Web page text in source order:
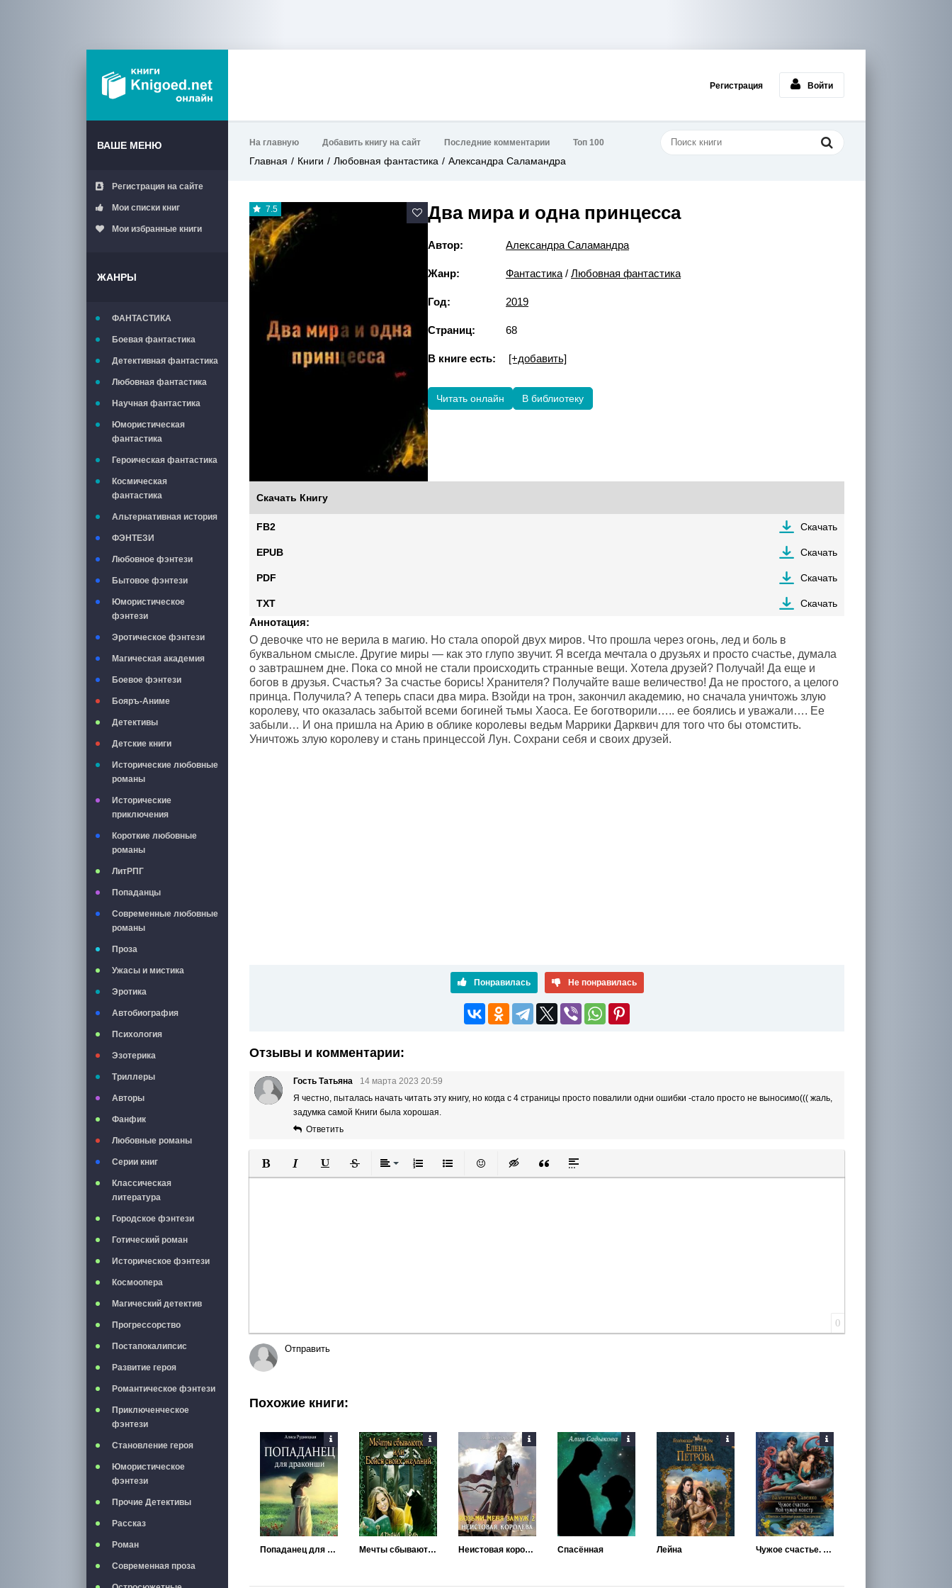
Регистрация Войти
ВАШЕ МЕНЮ
Регистрация на сайте
Мои списки книг
Мои избранные книги
ЖАНРЫ
ФАНТАСТИКА
Боевая фантастика
Детективная фантастика
Любовная фантастика
Научная фантастика
Юмористическая
фантастика
Героическая фантастика
Космическая
фантастика
Альтернативная история
ФЭНТЕЗИ
Любовное фэнтези
Бытовое фэнтези
Юмористическое
фэнтези
Эротическое фэнтези
Магическая академия
Боевое фэнтези
Бояръ-Аниме
Детективы
Детские книги
Исторические любовные
романы
Исторические
приключения
Короткие любовные
романы
ЛитРПГ
Попаданцы
Современные любовные
романы
Проза
Ужасы и мистика
Эротика
Автобиография
Психология
Эзотерика
Триллеры
Авторы
Фанфик
Любовные романы
Серии книг
Классическая
литература
Городское фэнтези
Готический роман
Историческое фэнтези
Космоопера
Магический детектив
Прогрессорство
Постапокалипсис
Развитие героя
Романтическое фэнтези
Приключенческое
фэнтези
Становление героя
Юмористическое
фэнтези
Прочие Детективы
Рассказ
Роман
Современная проза
На главную Добавить книгу на сайт Последние комментарии Топ 100
Главная Книги Любовная фантастика Александра Саламандра
7.5 Два мира и одна принцесса
Автор: Александра Саламандра
Жанр: Фантастика / Любовная фантастика
Год: 2019
Страниц: 68
В книге есть: [+добавить]
Читать онлайн В библиотеку
Скачать Книгу
FB2 Скачать
EPUB Скачать
PDF Скачать
TXT Скачать
Аннотация:
О девочке что не верила в магию. Но стала опорой двух миров. Что прошла через огонь, лед и боль в
буквальном смысле. Другие миры — как это глупо звучит. Я всегда мечтала о друзьях и просто счастье, думала
о завтрашнем дне. Пока со мной не стали происходить странные вещи. Хотела друзей? Получай! Да еще и
богов в друзья. Счастья? За счастье борись! Хранителя? Получайте ваше величество! Да не простого, а целого
принца. Получила? А теперь спаси два мира. Взойди на трон, закончил академию, но сначала уничтожь злую
королеву, что оказалась забытой всеми богиней тьмы Хаоса. Ее боготворили….. ее боялись и уважали…. Ее
забыли… И она пришла на Арию в облике королевы ведьм Маррики Дарквич для того что бы отомстить.
Уничтожь злую королеву и стань принцессой Лун. Сохрани себя и своих друзей.
Понравилась Не понравилась
Отзывы и комментарии:
Гость Татьяна
14 марта 2023 20:59
Я честно, пыталась начать читать эту книгу, но когда с 4 страницы просто повалили одни ошибки -стало просто не выносимо((( жаль,
задумка самой Книги была хорошая.
Ответить
Полужирный
КурсивПодчеркнутый
ЗачеркнутыйВыравнивание
Нумерованный список
Маркированный список
Вставить смайлик
Вставка скрытого текста
Вставка цитаты
Вставка спойлера
0
Отправить
Похожие книги:
Попаданец для драконши Мечты сбываются или бойся своих желаний Неистовая королева Спасённая Лейна Чужое счастье. Мой чужой монстр